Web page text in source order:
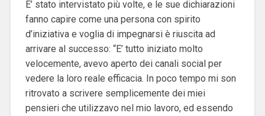
E’ stato intervistato più volte, e le sue dichiarazioni
fanno capire come una persona con spirito
d’iniziativa e voglia di impegnarsi è riuscita ad
arrivare al successo: “E’ tutto iniziato molto
velocemente, avevo aperto dei canali social per
vedere la loro reale efficacia. In poco tempo mi son
ritrovato a scrivere semplicemente dei miei
pensieri che utilizzavo nel mio lavoro, ed essendo